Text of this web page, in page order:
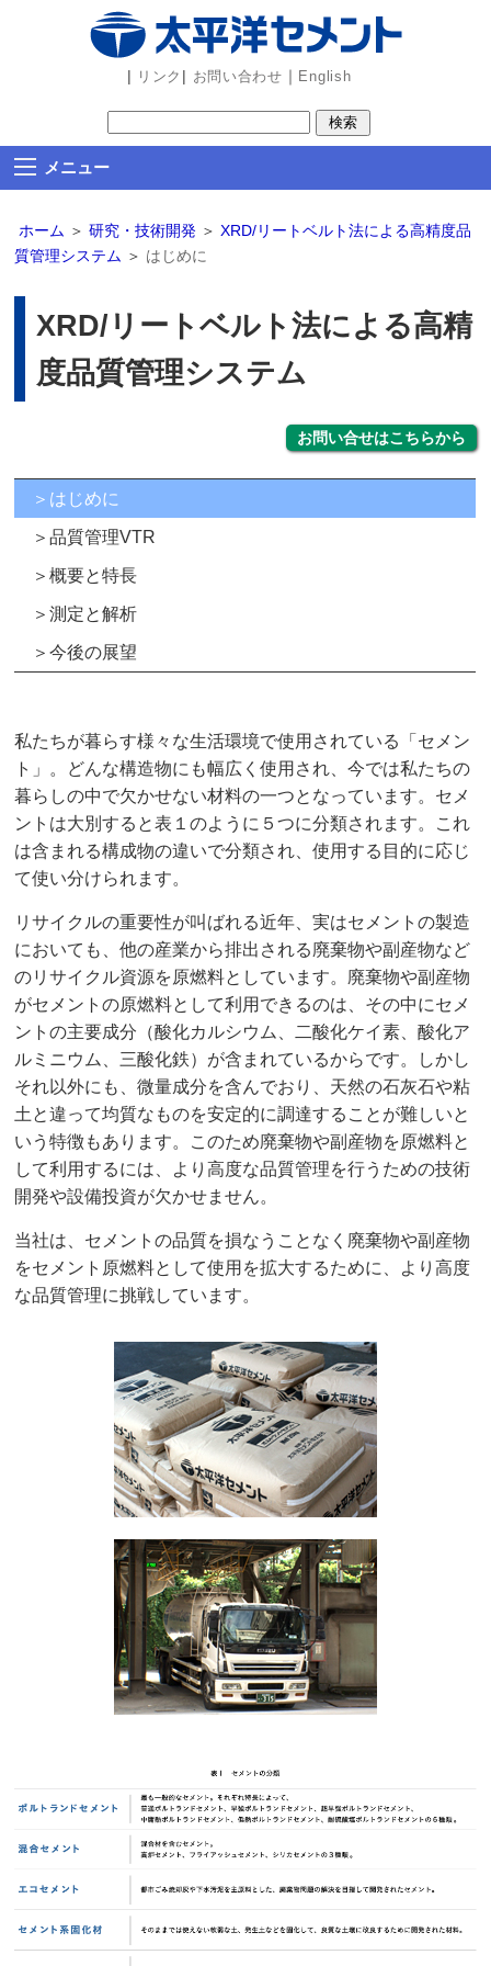
ン
読
み
ま
| リンク | お問い合わせ ｜ English
メニュー
ホーム ＞ 研究・技術開発 ＞ XRD/リートベルト法による高精度品
質管理システム ＞ はじめに
XRD/リートベルト法による高精
度品質管理システム
お問い合せはこちらから
＞はじめに
＞品質管理VTR
＞概要と特長
＞測定と解析
＞今後の展望
私たちが暮らす様々な生活環境で使用されている「セメン
ト」。どんな構造物にも幅広く使用され、今では私たちの
暮らしの中で欠かせない材料の一つとなっています。セメ
ントは大別すると表１のように５つに分類されます。これ
は含まれる構成物の違いで分類され、使用する目的に応じ
て使い分けられます。
リサイクルの重要性が叫ばれる近年、実はセメントの製造
においても、他の産業から排出される廃棄物や副産物など
のリサイクル資源を原燃料としています。廃棄物や副産物
がセメントの原燃料として利用できるのは、その中にセメ
ントの主要成分（酸化カルシウム、二酸化ケイ素、酸化ア
ルミニウム、三酸化鉄）が含まれているからです。しかし
それ以外にも、微量成分を含んでおり、天然の石灰石や粘
土と違って均質なものを安定的に調達することが難しいと
いう特徴もあります。このため廃棄物や副産物を原燃料と
して利用するには、より高度な品質管理を行うための技術
開発や設備投資が欠かせません。
当社は、セメントの品質を損なうことなく廃棄物や副産物
をセメント原燃料として使用を拡大するために、より高度
な品質管理に挑戦しています。